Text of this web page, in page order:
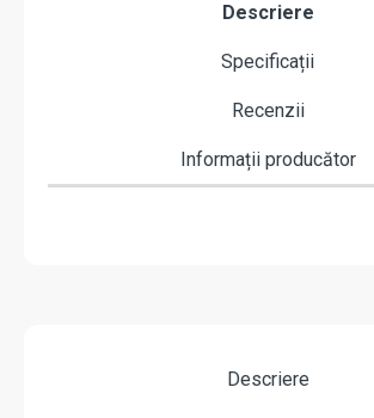
Descriere
Specificații
Recenzii
Informații producător
Descriere